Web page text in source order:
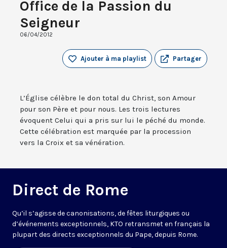
Office de la Passion du
Seigneur
06/04/2012
Partager
Ajouter à ma playlist
L’Église célèbre le don total du Christ, son Amour
pour son Père et pour nous. Les trois lectures
évoquent Celui qui a pris sur lui le péché du monde.
Cette célébration est marquée par la procession
vers la Croix et sa vénération.
Direct de Rome
Qu’il s’agisse de canonisations, de fêtes liturgiques ou
d’événements exceptionnels, KTO retransmet en français la
plupart des directs exceptionnels du Pape, depuis Rome.